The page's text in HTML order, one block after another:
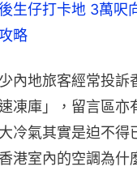
生仔打卡地 3萬呎
略
內地旅客經常投訴
凍庫」，留言區亦
冷氣其實是迫不得
港室內的空調為什